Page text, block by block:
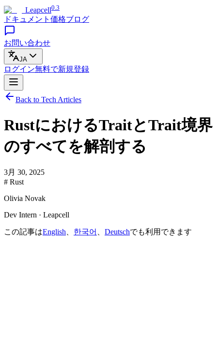
Leapcell0.3
ドキュメント 価格ブログ
お問い合わせ
JA
ログイン無料で新規登録
Back to Tech Articles
RustにおけるTraitとTrait境界
のすべてを解剖する
3月 30, 2025
# Rust
Olivia Novak
Dev Intern · Leapcell
この記事はEnglish 한국어 Deutschでも利用できます